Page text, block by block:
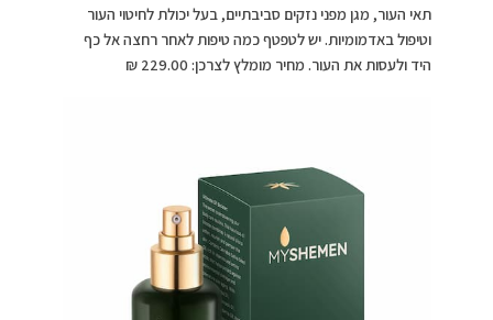
תאי העור, מגן מפני נזקים סביבתיים, בעל יכולת לחיטוי העור
וטיפול באדמומיות. יש לטפטף כמה טיפות לאחר רחצה אל כף
היד ולעסות את העור. מחיר מומלץ לצרכן: 229.00 ₪